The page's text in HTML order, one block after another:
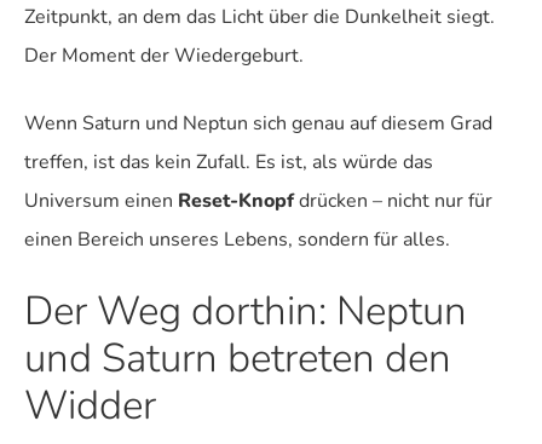
Zeitpunkt, an dem das Licht über die Dunkelheit siegt.
Der Moment der Wiedergeburt.
Wenn Saturn und Neptun sich genau auf diesem Grad
treffen, ist das kein Zufall. Es ist, als würde das
Universum einen Reset-Knopfdrücken – nicht nur für
einen Bereich unseres Lebens, sondern für alles.
Der Weg dorthin: Neptun
und Saturn betreten den
Widder